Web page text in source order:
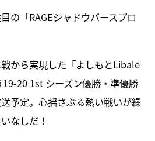
の「RAGEシャドウバースプロ
から実現した「よしもとLibale
20 1st シーズン優勝・準優勝
予定。心揺さぶる熱い戦いが繰
なしだ！